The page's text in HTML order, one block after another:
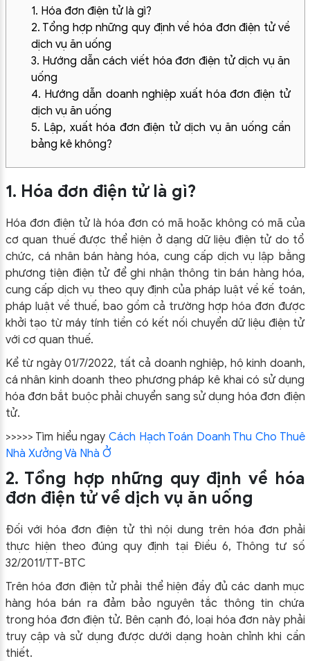
1. Hóa đơn điện tử là gì?
2. Tổng hợp những quy định về hóa đơn điện tử về
dịch vụ ăn uống
3. Hướng dẫn cách viết hóa đơn điện tử dịch vụ ăn
uống
4. Hướng dẫn doanh nghiệp xuất hóa đơn điện tử
dịch vụ ăn uống
5. Lập, xuất hóa đơn điện tử dịch vụ ăn uống cần
bảng kê không?
1. Hóa đơn điện tử là gì?
Hóa đơn điện tử là hóa đơn có mã hoặc không có mã của
cơ quan thuế được thể hiện ở dạng dữ liệu điện tử do tổ
chức, cá nhân bán hàng hóa, cung cấp dịch vụ lập bằng
phương tiện điện tử để ghi nhận thông tin bán hàng hóa,
cung cấp dịch vụ theo quy định của pháp luật về kế toán,
pháp luật về thuế, bao gồm cả trường hợp hóa đơn được
khởi tạo từ máy tính tiền có kết nối chuyển dữ liệu điện tử
với cơ quan thuế.
Kể từ ngày 01/7/2022, tất cả doanh nghiệp, hộ kinh doanh,
cá nhân kinh doanh theo phương pháp kê khai có sử dụng
hóa đơn bắt buộc phải chuyển sang sử dụng hóa đơn điện
tử.
>>>>> Tìm hiểu ngay Cách Hạch Toán Doanh Thu Cho Thuê
Nhà Xưởng Và Nhà Ở
2. Tổng hợp những quy định về hóa
đơn điện tử về dịch vụ ăn uống
Đối với hóa đơn điện tử thì nội dung trên hóa đơn phải
thực hiện theo đúng quy định tại Điều 6, Thông tư số
32/2011/TT-BTC
Trên hóa đơn điện tử phải thể hiện đầy đủ các danh mục
hàng hóa bán ra đảm bảo nguyên tắc thông tin chứa
trong hóa đơn điện tử. Bên cạnh đó, loại hóa đơn này phải
truy cập và sử dụng được dưới dạng hoàn chỉnh khi cần
thiết.